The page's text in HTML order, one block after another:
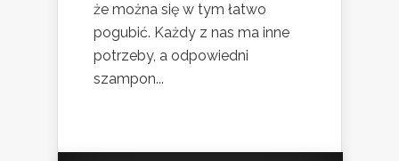
że można się w tym łatwo
pogubić. Każdy z nas ma inne
potrzeby, a odpowiedni
szampon...